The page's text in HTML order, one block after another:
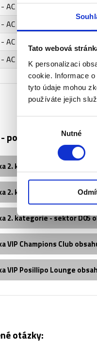
Tato webová
K personalizaci
cookie. Informace
tyto údaje mohou
používáte jejich
Nutné
- AC Fiorentina - 2.
AC Fiorentina - 2. kategorie
- AC Fiorentina - 2.
- AC Fiorentina - VIP
popis vstupenek ↓
2. kategorie - sektor D30-
2. kategorie - sektor D05/
2. kategorie - sektor D05
VIP Champions Club
VIP Posillipo Lounge
otázky: